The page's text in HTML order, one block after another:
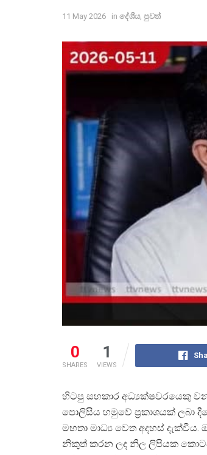
11 May 2026 in දේශීය, පුවත්
0
SHARES
1
VIEWS
හිටපු සහකාර අධ්යක්ෂවරයෙකු
පොලිසිය හමුවේ ප්රකාශයක්
මහතා මාධ් ය වෙත අදහස්
නිකුත් කරන ලද නිල ලිපියක